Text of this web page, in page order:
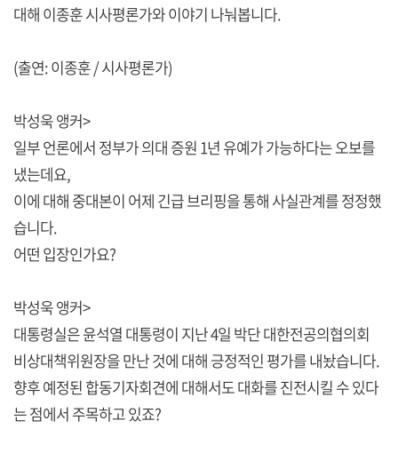
대해 이종훈 시사평론가와 이야기 나눠봅니다.
(출연: 이종훈 / 시사평론가)
박성욱 앵커>
일부 언론에서 정부가 의대 증원 1년 유예가 가능하다는 오보를
냈는데요,
이에 대해 중대본이 어제 긴급 브리핑을 통해 사실관계를 정정했
습니다.
어떤 입장인가요?
박성욱 앵커>
대통령실은 윤석열 대통령이 지난 4일 박단 대한전공의협의회
비상대책위원장을 만난 것에 대해 긍정적인 평가를 내놨습니다.
향후 예정된 합동기자회견에 대해서도 대화를 진전시킬 수 있다
는 점에서 주목하고 있죠?